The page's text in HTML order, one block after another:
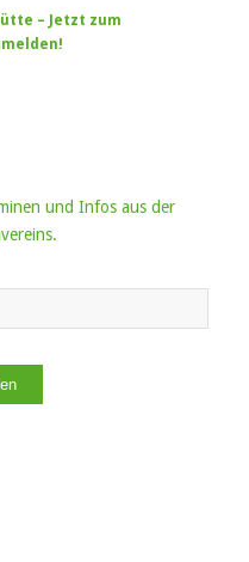
– Jetzt zum
und Infos aus der